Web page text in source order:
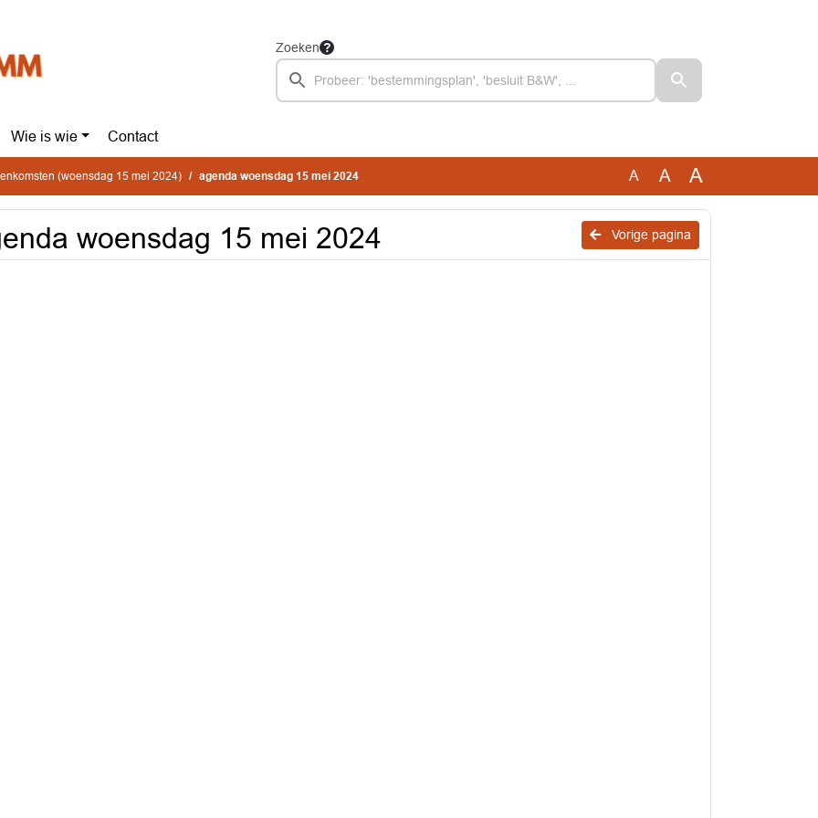
Zoeken
Wie is wie Contact
(woensdag 15 mei 2024) agenda woensdag 15 mei 2024 A A A
Vorige pagina
woensdag 15 mei 2024